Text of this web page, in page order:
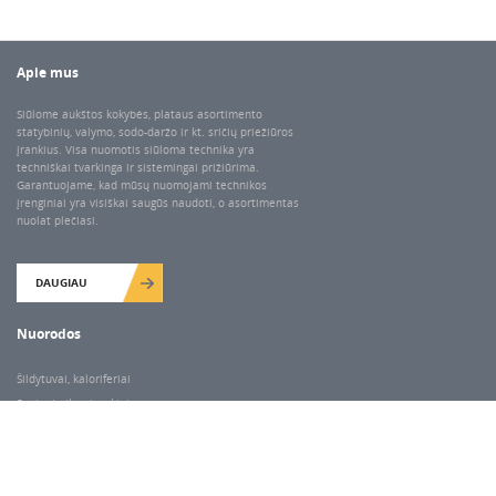
Apie mus
Siūlome aukštos kokybės, plataus asortimento
statybinių, valymo, sodo-daržo ir kt. sričių priežiūros
įrankius. Visa nuomotis siūloma technika yra
techniškai tvarkinga ir sistemingai prižiūrima.
Garantuojame, kad mūsų nuomojami technikos
įrenginiai yra visiškai saugūs naudoti, o asortimentas
nuolat plečiasi.
DAUGIAU
Nuorodos
Šildytuvai, kaloriferiai
Santechnikos įrankiai